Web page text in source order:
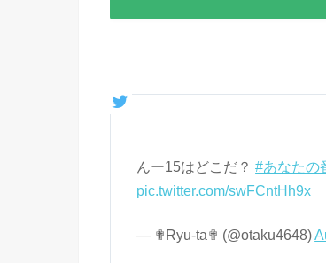
んー15はどこだ？#あなたの
pic.twitter.com/swFCntHh9x
— ✟Ryu-ta✟ (@otaku4648)